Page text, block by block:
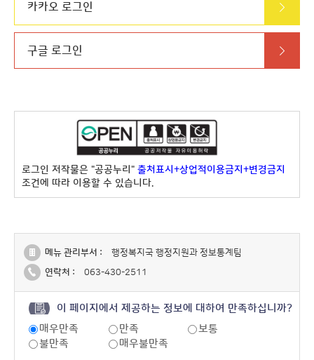
카카오 로그인
구글 로그인
로그인 저작물은 "공공누리" 출처표시+상업적이용금지+변경금지
조건에 따라 이용할 수 있습니다.
메뉴 관리부서 :
행정복지국 행정지원과 정보통계팀
연락처 :
063-430-2511
이 페이지에서 제공하는 정보에 대하여 만족하십니까?
매우만족
만족
보통
불만족
매우불만족